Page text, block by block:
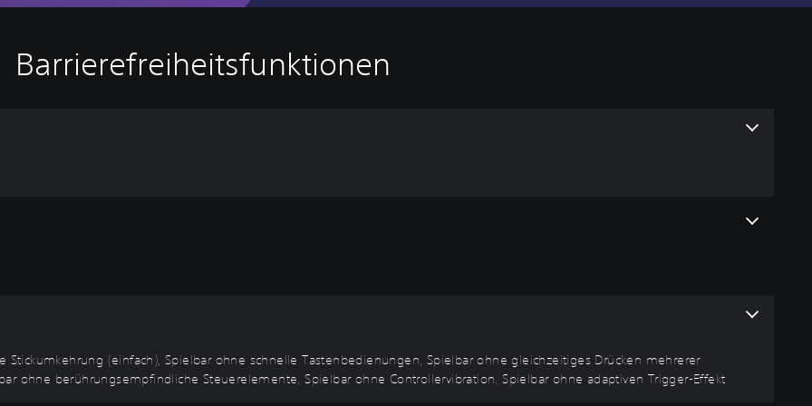
Barrierefreiheitsfunktionen
Stickumkehrung (einfach), Spielbar ohne schnelle Tastenbedienungen, Spielbar ohne gleichzeitiges Drücken mehrerer
ohne berührungsempfindliche Steuerelemente, Spielbar ohne Controllervibration, Spielbar ohne adaptiven Trigger-Effekt